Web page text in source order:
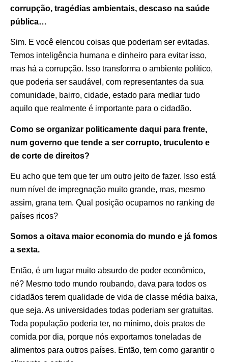
corrupção, tragédias ambientais, descaso na saúde
pública…
Sim. E você elencou coisas que poderiam ser evitadas.
Temos inteligência humana e dinheiro para evitar isso,
mas há a corrupção. Isso transforma o ambiente político,
que poderia ser saudável, com representantes da sua
comunidade, bairro, cidade, estado para mediar tudo
aquilo que realmente é importante para o cidadão.
Como se organizar politicamente daqui para frente,
num governo que tende a ser corrupto, truculento e
de corte de direitos?
Eu acho que tem que ter um outro jeito de fazer. Isso está
num nível de impregnação muito grande, mas, mesmo
assim, grana tem. Qual posição ocupamos no ranking de
países ricos?
Somos a oitava maior economia do mundo e já fomos
a sexta.
Então, é um lugar muito absurdo de poder econômico,
né? Mesmo todo mundo roubando, dava para todos os
cidadãos terem qualidade de vida de classe média baixa,
que seja. As universidades todas poderiam ser gratuitas.
Toda população poderia ter, no mínimo, dois pratos de
comida por dia, porque nós exportamos toneladas de
alimentos para outros países. Então, tem como garantir o